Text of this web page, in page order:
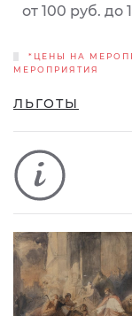
от 100 руб. до
*ЦЕНЫ НА
МЕРОПРИЯТИЯ
ЛЬГОТЫ